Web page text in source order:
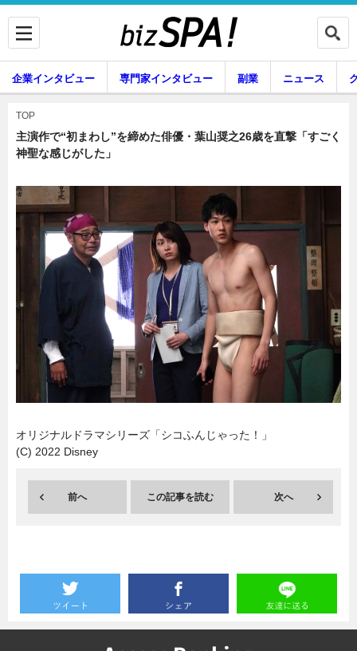
企業インタビュー 専門家インタビュー
副業 ニュース
グルメ スキル
暮らし エンタメ
企業インタビュー 専門家インタビュー 副業 ニュース
暮らし
TOP
主演作で“初まわし”を締めた俳優・葉山奨之26歳を直撃「すごく
神聖な感じがした」
オリジナルドラマシリーズ「シコふんじゃった！」
(C) 2022 Disney
前へ この記事を読む 次へ